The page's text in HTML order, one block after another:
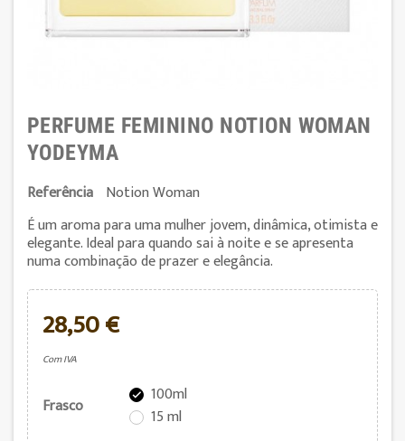
PERFUME FEMININO NOTION WOMAN
YODEYMA
Referência Notion Woman
É um aroma para uma mulher jovem, dinâmica, otimista e
elegante. Ideal para quando sai à noite e se apresenta
numa combinação de prazer e elegância.
28,50 €
Com IVA
Frasco 
100ml
15 ml